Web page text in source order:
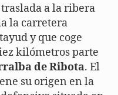
a la ribera
la carretera
y que coge
kilómetros parte
de Ribota. El
su origen en la